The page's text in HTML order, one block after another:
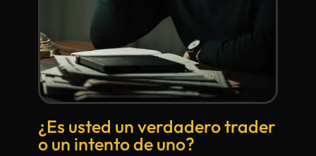
¿Es usted un verdadero trader
o un intento de uno?